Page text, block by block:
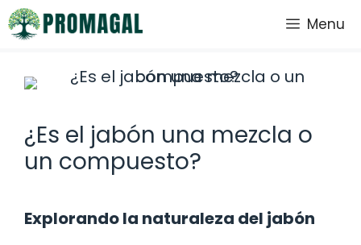
Saltar
al
Menu
¿Es el jabón una mezcla o
un compuesto?
Explorando la naturaleza del jabón